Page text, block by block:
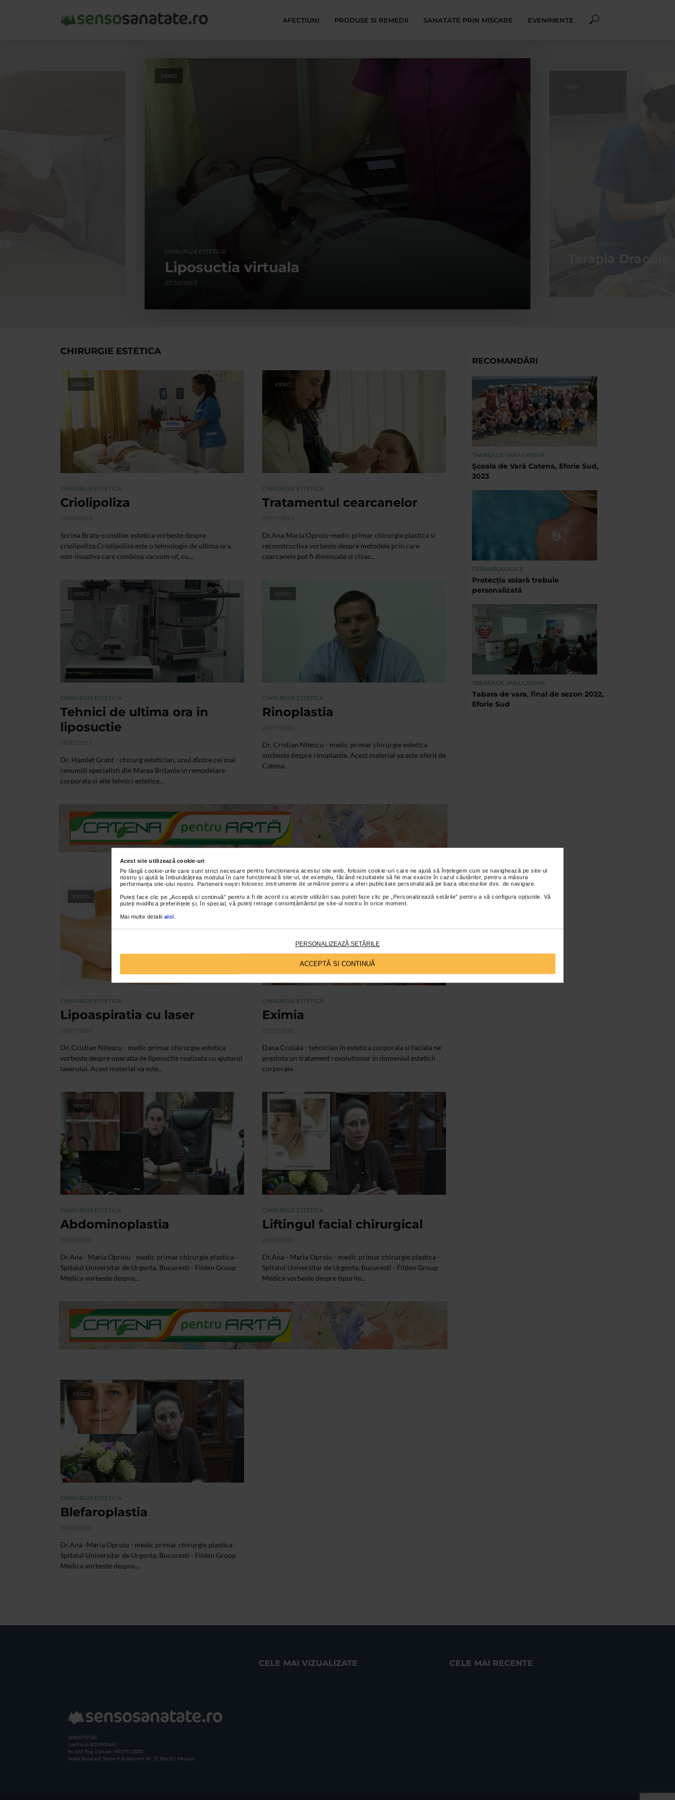
Acest site utilizează cookie-uri
Pe lângă cookie-urile care sunt strict necesare pentru funcționarea acestui site web, folosim cookie-uri care ne ajută să înțelegem cum se navighează pe site-ul
nostru și ajută la îmbunătățirea modului în care funcționează site-ul, de exemplu, făcând rezultatele să fie mai exacte în cazul căutărilor, pentru a măsura
performanța site-ului nostru. Partenerii noștri folosesc instrumente de urmărire pentru a oferi publicitate personalizată pe baza obiceiurilor dvs. de navigare.
Puteți face clic pe „Acceptă si continuă” pentru a fi de acord cu aceste utilizări sau puteți face clic pe „Personalizează setările” pentru a vă configura opțiunile. Vă
puteți modifica preferințele și, în special, vă puteți retrage consimțământul pe site-ul nostru în orice moment.
Mai multe detalii aici
PERSONALIZEAZĂ SETĂRILE
ACCEPTĂ SI CONTINUĂ
AFECŢIUNI PRODUSE SI REMEDII SANATATE PRIN MISCARE EVENIMENTE
VIDEO
CHIRURGIE ESTETICA
Liposuctia virtuala
22/10/2013
Terapia Dracula
CHIRURGIE ESTETICA
VIDEO
CHIRURGIE ESTETICA
Criolipoliza
28/09/2013
Sorina Bratu-consilier estetica vorbeste despre
criolipoliza.Criolipoliza este o tehnologie de ultima ora,
non-invaziva care combina vacuum-ul, cu...
VIDEO
CHIRURGIE ESTETICA
Tratamentul cearcanelor
22/01/2013
Dr.Ana Maria Oproiu-medic primar chirurgie plastica si
reconstructiva vorbeste despre metodele prin care
cearcanele pot fi diminuate si chiar...
VIDEO
CHIRURGIE ESTETICA
Tehnici de ultima ora in
liposuctie
08/11/2011
Dr. Hamlet Grant - chirurg estetician, unul dintre cei mai
renumiti specialisti din Marea Britanie in remodelare
corporala si alte tehnici estetice...
VIDEO
CHIRURGIE ESTETICA
Rinoplastia
20/07/2010
Dr. Cristian Nitescu - medic primar chirurgie estetica
vorbeste despre rinoplastie. Acest material va este oferit de
Catena.
VIDEO
CHIRURGIE ESTETICA
Lipoaspiratia cu laser
20/07/2010
Dr. Cristian Nitescu - medic primar chirurgie estetica
vorbeste despre operatia de liposuctie realizata cu ajutorul
laserului. Acest material va este...
VIDEO
CHIRURGIE ESTETICA
Eximia
21/03/2010
Dana Croiala - tehnician in estetica corporala si faciala ne
prezinta un tratament revolutionar in domeniul esteticii
corporale.
VIDEO
CHIRURGIE ESTETICA
Abdominoplastia
20/03/2010
Dr.Ana - Maria Oproiu - medic primar chirurgie plastica -
Spitalul Universitar de Urgenta, Bucuresti - Filden Group
Medica vorbeste despre...
VIDEO
CHIRURGIE ESTETICA
Liftingul facial chirurgical
20/03/2010
Dr.Ana - Maria Oproiu - medic primar chirurgie plastica -
Spitalul Universitar de Urgenta, Bucuresti - Filden Group
Medica vorbeste despre tipurile...
VIDEO
CHIRURGIE ESTETICA
Blefaroplastia
20/03/2010
Dr.Ana -Maria Oproiu - medic primar chirurgie plastica -
Spitalul Universitar de Urgenta, Bucuresti - Filden Group
Medica vorbeste despre...
RECOMANDĂRI
TABARA DE VARA CATENA
Școala de Vară Catena, Eforie Sud,
2023
DERMATOLOGICE
Protecția solară trebuie
personalizată
TABARA DE VARA CATENA
Tabara de vara, final de sezon 2022,
Eforie Sud
SENSO TV SRL
Cod Fiscal: RO14950647
Nr. Ord. Reg. Com./an: J40/2911/2005
Sediul: Bucuresti, Sector 4, B-dul Unirii, Nr. 15, Bloc B3, Mezanin
CELE MAI VIZUALIZATE CELE MAI RECENTE